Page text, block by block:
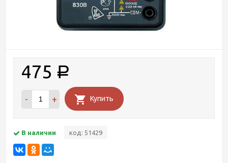
475 Р
- + Купить
В наличии код: 51429